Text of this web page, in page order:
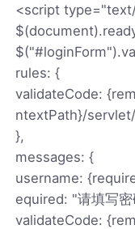
<script
rules: {
validateCode:
ntextPath}/
},
messages: {
username:
equired: "请填写
validateCode: